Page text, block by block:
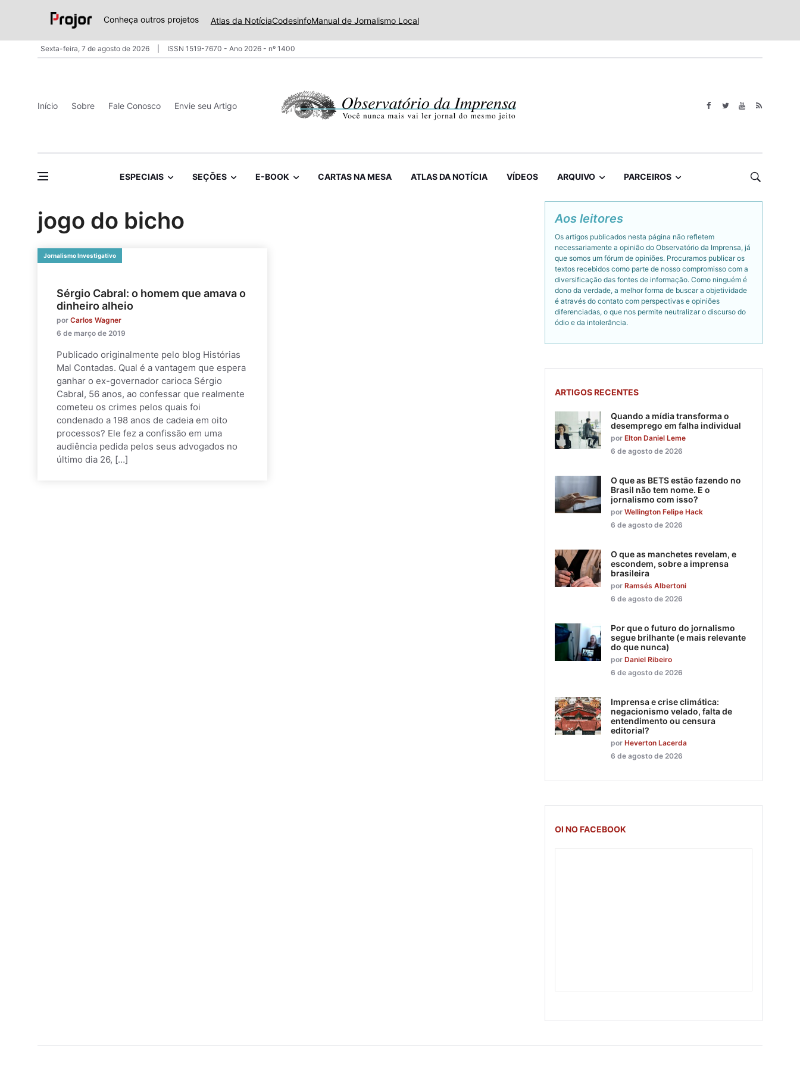
Conheça outros projetos Atlas da NotíciaCodesinfoManual de Jornalismo Local
Sexta-feira, 7 de agosto de 2026 ISSN 1519-7670 - Ano 2026 - nº 1400
Início Sobre Fale Conosco Envie seu Artigo
ESPECIAIS SEÇÕES E-BOOK CARTAS NA MESA ATLAS DA NOTÍCIA VÍDEOS ARQUIVO PARCEIROS
jogo do bicho
Jornalismo Investigativo
Sérgio Cabral: o homem que amava o
dinheiro alheio
por Carlos Wagner
6 de março de 2019
Publicado originalmente pelo blog Histórias
Mal Contadas. Qual é a vantagem que espera
ganhar o ex-governador carioca Sérgio
Cabral, 56 anos, ao confessar que realmente
cometeu os crimes pelos quais foi
condenado a 198 anos de cadeia em oito
processos? Ele fez a confissão em uma
audiência pedida pelos seus advogados no
último dia 26, […]
Aos leitores
Os artigos publicados nesta página não refletem
necessariamente a opinião do Observatório da Imprensa, já
que somos um fórum de opiniões. Procuramos publicar os
textos recebidos como parte de nosso compromisso com a
diversificação das fontes de informação. Como ninguém é
dono da verdade, a melhor forma de buscar a objetividade
é através do contato com perspectivas e opiniões
diferenciadas, o que nos permite neutralizar o discurso do
ódio e da intolerância.
ARTIGOS RECENTES
Quando a mídia transforma o
desemprego em falha individual
por Elton Daniel Leme
6 de agosto de 2026
O que as BETS estão fazendo no
Brasil não tem nome. E o
jornalismo com isso?
por Wellington Felipe Hack
6 de agosto de 2026
O que as manchetes revelam, e
escondem, sobre a imprensa
brasileira
por Ramsés Albertoni
6 de agosto de 2026
Por que o futuro do jornalismo
segue brilhante (e mais relevante
do que nunca)
por Daniel Ribeiro
6 de agosto de 2026
Imprensa e crise climática:
negacionismo velado, falta de
entendimento ou censura
editorial?
por Heverton Lacerda
6 de agosto de 2026
OI NO FACEBOOK